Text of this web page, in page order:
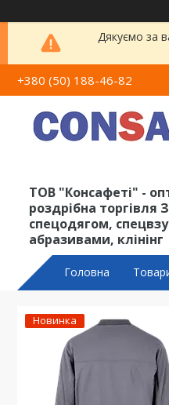
Дякуємо за
+380 (50) 188-46-82
ТОВ "Консафеті" -
роздрібна торгівля
спецодягом,
абразивами, клінінг
Головна
Новинка